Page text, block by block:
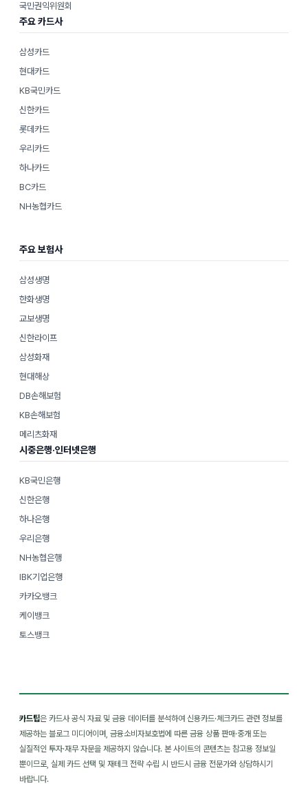
국민권익위원회
주요 카드사
삼성카드
현대카드
KB국민카드
신한카드
롯데카드
우리카드
하나카드
BC카드
NH농협카드
주요 보험사
삼성생명
한화생명
교보생명
신한라이프
삼성화재
현대해상
DB손해보험
KB손해보험
메리츠화재
시중은행·인터넷은행
KB국민은행
신한은행
하나은행
우리은행
NH농협은행
IBK기업은행
카카오뱅크
케이뱅크
토스뱅크
카드팁은 카드사 공식 자료 및 금융 데이터를 분석하여 신용카드·체크카드 관련 정보를
제공하는 블로그 미디어이며, 금융소비자보호법에 따른 금융 상품 판매·중개 또는
실질적인 투자·재무 자문을 제공하지 않습니다. 본 사이트의 콘텐츠는 참고용 정보일
뿐이므로, 실제 카드 선택 및 재테크 전략 수립 시 반드시 금융 전문가와 상담하시기
바랍니다.